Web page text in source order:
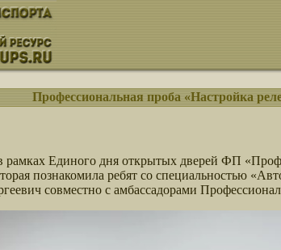
Профессиональная проба «Настройка
рамках Единого дня открытых дверей ФП
познакомила ребят со специальностью
совместно с амбассадорами